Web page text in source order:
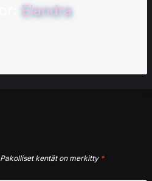
Elandra
Pakolliset kentät on merkitty *